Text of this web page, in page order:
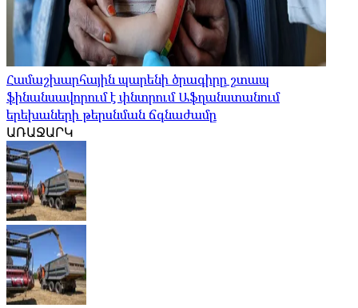
Համաշխարհային պարենի ծրագիրը շտապ
ֆինանսավորում է փնտրում Աֆղանստանում
երեխաների թերսնման ճգնաժամը
ԱՌԱՋԱՐԿ